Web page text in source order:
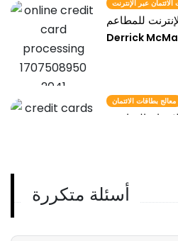
عبر الإنترنت
للمطاعم
Derrick
معالج بطاقات الائتمان
المناسب
للشركات الصغيرة
الصغيرة
أسئلة متكررة